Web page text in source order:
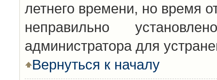
летнего времени, но время
неправильно
администратора для
Вернуться к началу